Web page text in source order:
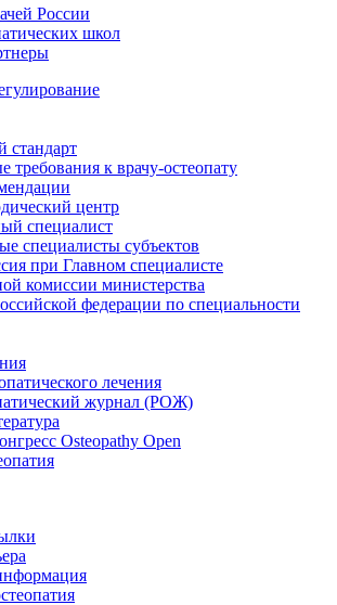
России
школ
стандарт
к врачу-остеопату
центр
специалист
специалисты субъектов
при Главном специалисте
комиссии министерства
федерации по специальности
лечения
журнал (РОЖ)
Osteopathy Open